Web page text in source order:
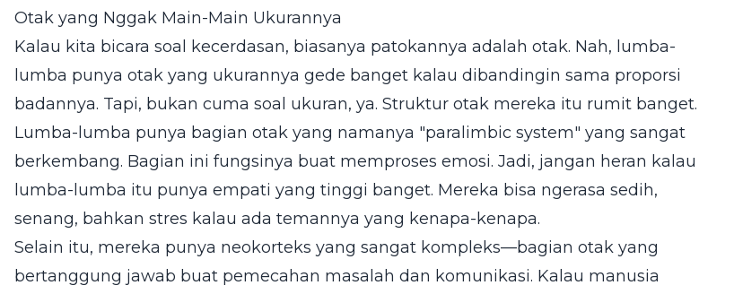
Otak yang Nggak Main-Main Ukurannya
Kalau kita bicara soal kecerdasan, biasanya patokannya adalah otak. Nah, lumba-
lumba punya otak yang ukurannya gede banget kalau dibandingin sama proporsi
badannya. Tapi, bukan cuma soal ukuran, ya. Struktur otak mereka itu rumit banget.
Lumba-lumba punya bagian otak yang namanya "paralimbic system" yang sangat
berkembang. Bagian ini fungsinya buat memproses emosi. Jadi, jangan heran kalau
lumba-lumba itu punya empati yang tinggi banget. Mereka bisa ngerasa sedih,
senang, bahkan stres kalau ada temannya yang kenapa-kenapa.
Selain itu, mereka punya neokorteks yang sangat kompleks—bagian otak yang
bertanggung jawab buat pemecahan masalah dan komunikasi. Kalau manusia